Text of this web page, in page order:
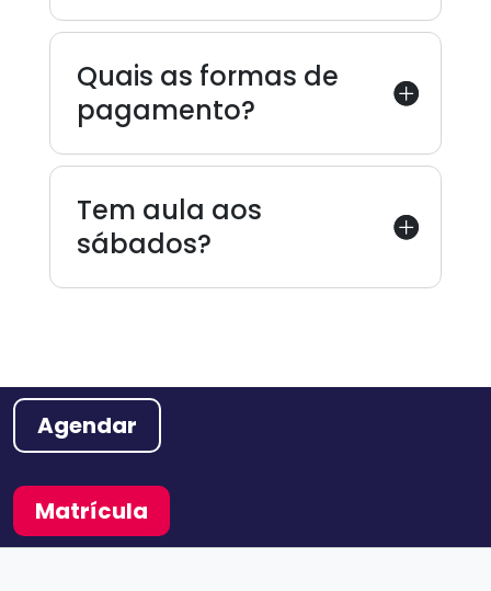
Quais as formas de
pagamento?
Tem aula aos
sábados?
Agendar
Matrícula